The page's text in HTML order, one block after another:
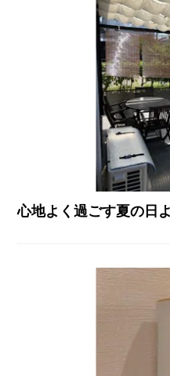
心地よく過ごす夏の日